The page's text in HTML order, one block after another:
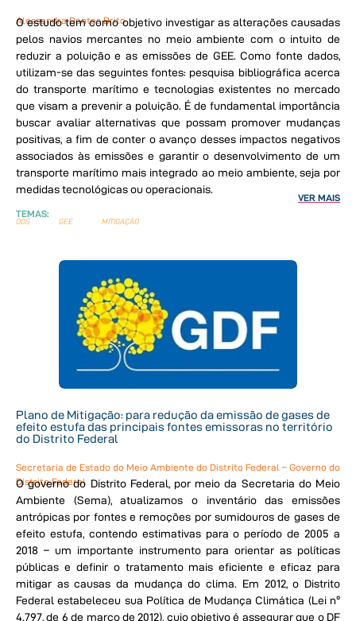
Alessandra Dantas Brito
O estudo tem como objetivo investigar as alterações causadas
pelos navios mercantes no meio ambiente com o intuito de
reduzir a poluição e as emissões de GEE. Como fonte dados,
utilizam-se das seguintes fontes: pesquisa bibliográfica acerca
do transporte marítimo e tecnologias existentes no mercado
que visam a prevenir a poluição. É de fundamental importância
buscar avaliar alternativas que possam promover mudanças
positivas, a fim de conter o avanço desses impactos negativos
associados às emissões e garantir o desenvolvimento de um
transporte marítimo mais integrado ao meio ambiente, seja por
medidas tecnológicas ou operacionais.
VER MAIS
TEMAS:
ODS GEE MITIGAÇÃO
Plano de Mitigação: para redução da emissão de gases de
efeito estufa das principais fontes emissoras no território
do Distrito Federal
Secretaria de Estado do Meio Ambiente do Distrito Federal – Governo do
Distrito Federal
O governo do Distrito Federal, por meio da Secretaria do Meio
Ambiente (Sema), atualizamos o inventário das emissões
antrópicas por fontes e remoções por sumidouros de gases de
efeito estufa, contendo estimativas para o período de 2005 a
2018 – um importante instrumento para orientar as políticas
públicas e definir o tratamento mais eficiente e eficaz para
mitigar as causas da mudança do clima. Em 2012, o Distrito
Federal estabeleceu sua Política de Mudança Climática (Lei nº
4.797, de 6 de março de 2012), cujo objetivo é assegurar que o DF